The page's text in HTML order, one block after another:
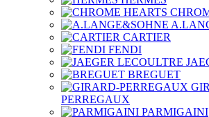
CARTIER
FENDI
BREGUET
PERREGAUX
PARMIGAINI